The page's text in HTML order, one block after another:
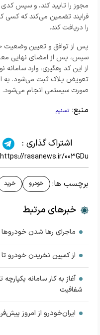
مجوز را تایید کند، و سپس
فرایند تضمین می‌کند که کسی
را دریافت کند.
پس از توافق و تعیین وضعیت
سپس، پس از امضای نهایی
از این کد رهگیری، وارد
تعویض پلاک ثبت می‌شود. به
صورت سیستمی انجام می‌شود.
منبع: تسنیم
اشتراک گذاری :
https://rasanews.ir/003GDu
برچسب ها: خودرو خرید
خبرهای مرتبط
ماجرای رها شدن
از كمپین نخریدن خودرو
آغاز به کار سامانه
شفافیت
ایران‌خودرو از امروز